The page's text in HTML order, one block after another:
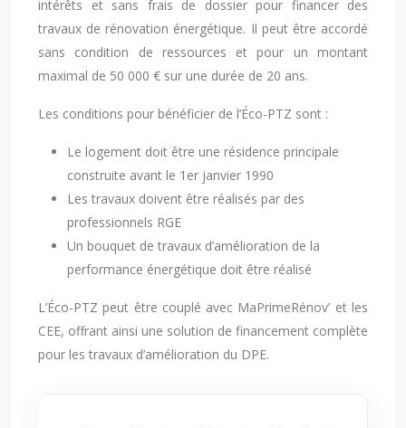
intérêts et sans frais de dossier pour financer des
travaux de rénovation énergétique. Il peut être accordé
sans condition de ressources et pour un montant
maximal de 50 000 € sur une durée de 20 ans.
Les conditions pour bénéficier de l’Éco-PTZ sont :
Le logement doit être une résidence principale
construite avant le 1er janvier 1990
Les travaux doivent être réalisés par des
professionnels RGE
Un bouquet de travaux d’amélioration de la
performance énergétique doit être réalisé
L’Éco-PTZ peut être couplé avec MaPrimeRénov’ et les
CEE, offrant ainsi une solution de financement complète
pour les travaux d’amélioration du DPE.